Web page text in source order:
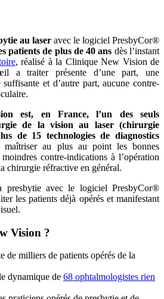
au laser avec le logiciel PresbyCor®
patients de plus de 40 ans dès l’instant
, réalisé à la Clinique New Vision de
a traiter présente d’une part, une
et d’autre part, aucune contre-
est, en France, l’un des seuls
de la vision au laser (chirurgie
de 15 technologies de diagnostics
maîtriser au plus au point les bonnes
contre-indications à l’opération
chirurgie réfractive en général.
presbytie avec le logiciel PresbyCor®
les patients déjà opérés et manifestant
Vision ?
de milliers de patients opérés de la
dynamique de 68 ophtalmologistes rien